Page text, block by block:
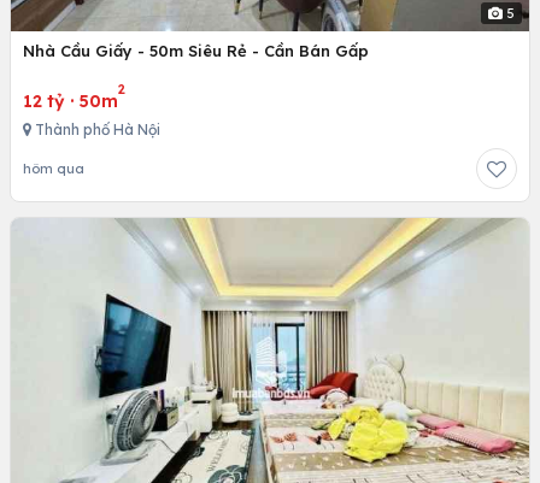
5
Nhà Cầu Giấy - 50m Siêu Rẻ - Cần Bán Gấp
12 tỷ · 50m
2
Thành phố Hà Nội
hôm qua